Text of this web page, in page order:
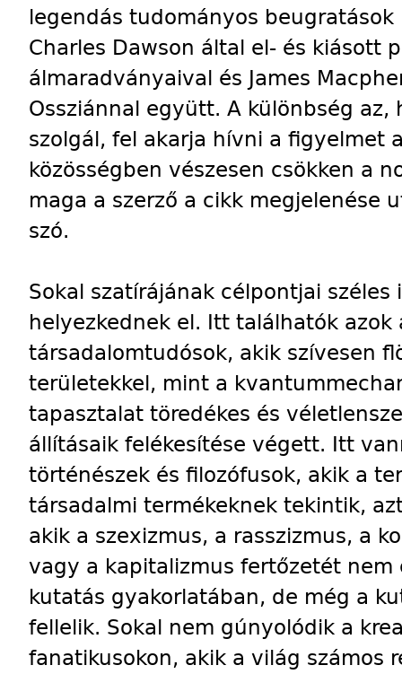
legendás tudományos
Charles Dawson által el- és kiásott
álmaradványaival és James
Ossziánnal együtt. A különbség az,
szolgál, fel akarja hívni a figyelmet
közösségben vészesen csökken a
maga a szerző a cikk megjelenése
szó.
Sokal szatírájának célpontjai
helyezkednek el. Itt találhatók azok
társadalomtudósok, akik szívesen
területekkel, mint a
tapasztalat töredékes és
állításaik felékesítése végett. Itt
történészek és filozófusok, akik a
társadalmi termékeknek tekintik,
akik a szexizmus, a rasszizmus, a
vagy a kapitalizmus fertőzetét nem
kutatás gyakorlatában, de még a
fellelik. Sokal nem gúnyolódik a
fanatikusokon, akik a világ számos